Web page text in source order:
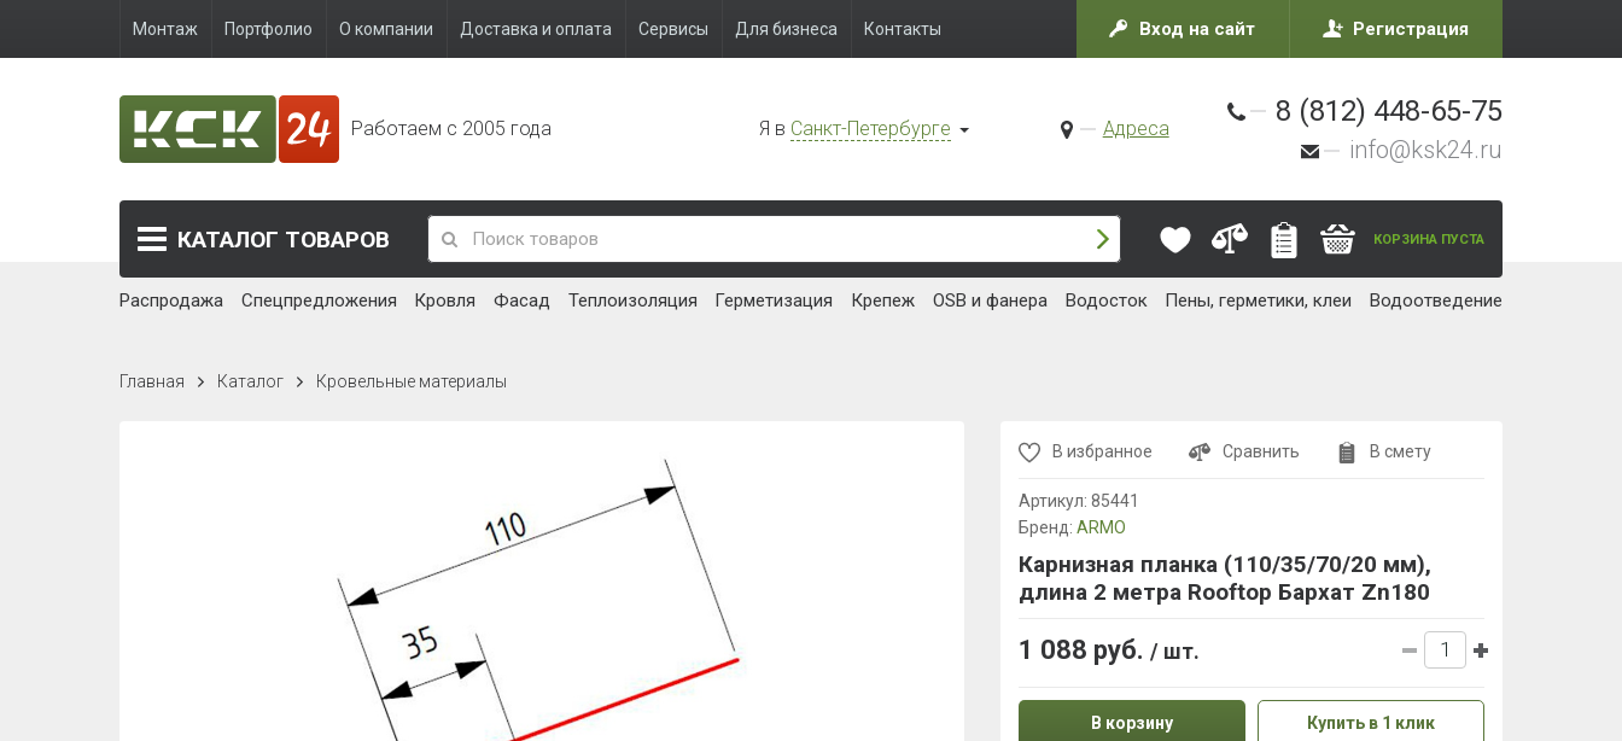
Монтаж Портфолио О компании Доставка и оплата Сервисы Для бизнеса Контакты Вход на сайт Регистрация
Работаем с 2005 года Я в Санкт-Петербурге Адреса
8 (812) 448-65-75
info@ksk24.ru
КАТАЛОГ ТОВАРОВ КОРЗИНА ПУСТА
Распродажа Спецпредложения Кровля Фасад Теплоизоляция Герметизация Крепеж OSB и фанера Водосток Пены, герметики, клеи Водоотведение
Главная Каталог Кровельные материалы
В избранное Сравнить В смету
Артикул: 85441
Бренд: ARMO
Карнизная планка (110/35/70/20 мм),
длина 2 метра Rooftop Бархат Zn180
1 088 руб. / шт.
В корзину Купить в 1 клик